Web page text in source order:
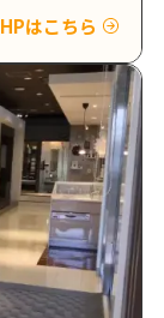
HPはこちら